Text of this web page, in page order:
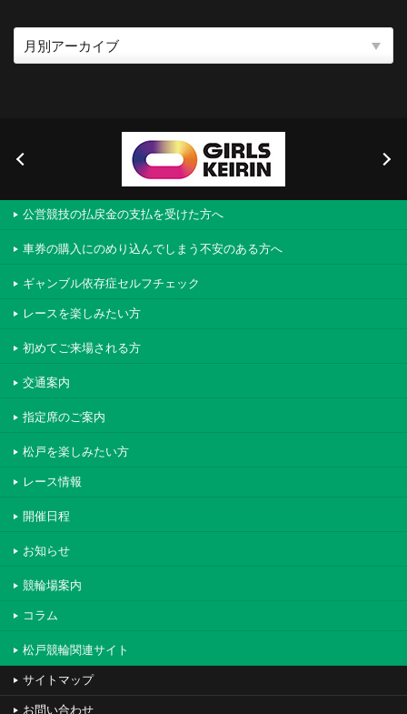
公営競技の払戻金の支払を受けた方へ
車券の購入にのめり込んでしまう不安のある方へ
ギャンブル依存症セルフチェック
レースを楽しみたい方
初めてご来場される方
交通案内
指定席のご案内
松戸を楽しみたい方
レース情報
開催日程
お知らせ
競輪場案内
コラム
松戸競輪関連サイト
サイトマップ
お問い合わせ